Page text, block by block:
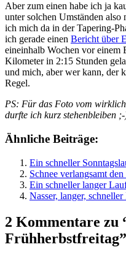
Aber zum einen habe ich ja
unter solchen Umständen
ich mich da in der Tapering-
ich gerade einen Bericht über
eineinhalb Wochen vor
Kilometer in 2:15 Stunden
und mich, aber wer kann, der
Regel.
PS: Für das Foto vom
durfte ich kurz stehenbleiben
Ähnliche Beiträge:
Ein schneller
Schnee verlangsamt
Ein schneller langer
Nasser, langer,
2 Kommentare zu
Frühherbstfreitag”